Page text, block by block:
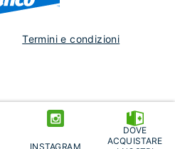
Termini e condizioni
INSTAGRAM
DOVE
ACQUISTARE